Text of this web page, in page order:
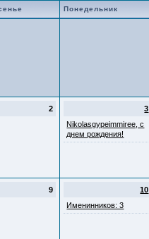
Понедельник
2
3
Nikolasgypeimmiree, с
днем рождения!
9
10
Именинников: 3